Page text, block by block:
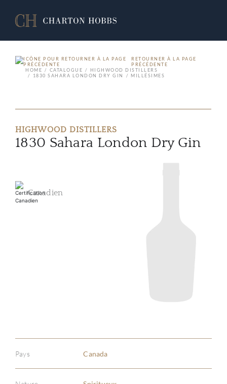
RETOURNER À LA PAGE
PRÉCÉDENTE
HOME
CATALOGUE
HIGHWOOD DISTILLERS
1830 SAHARA LONDON DRY GIN
MILLÉSIMES
HIGHWOOD DISTILLERS
1830 Sahara London Dry Gin
Canadien
Pays Canada